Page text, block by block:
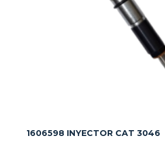
1606598 INYECTOR CAT 3046